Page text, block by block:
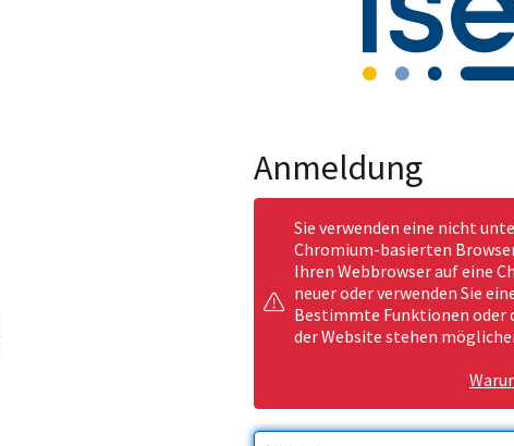
Anmeldung
Sie verwenden eine nicht
Chromium-basierten
Ihren Webbrowser auf eine
neuer oder verwenden Sie
Bestimmte Funktionen
der Website stehen